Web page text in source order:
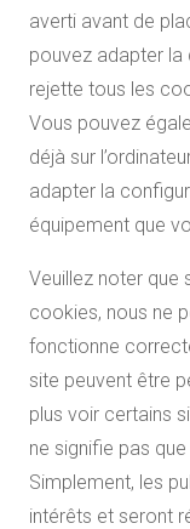
averti avant de
pouvez adapter la
rejette tous les
Vous pouvez
déjà sur
adapter la
équipement que
Veuillez noter que
cookies, nous ne
fonctionne
site peuvent être
plus voir certains
ne signifie pas
Simplement, les
intérêts et seront